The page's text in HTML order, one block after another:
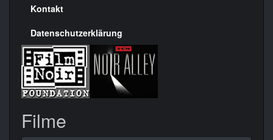
Kontakt
Datenschutzerklärung
Filme